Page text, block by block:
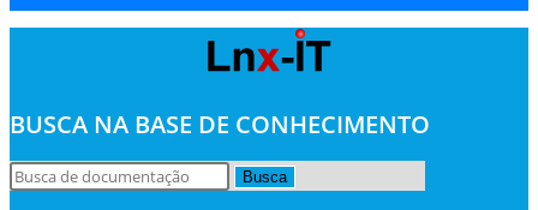
BUSCA NA BASE DE CONHECIMENTO
Busca